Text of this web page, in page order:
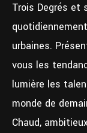
Trois Degrés et
urbaines.
vous les
lumière les
monde de
Chaud,